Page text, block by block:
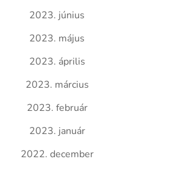
2023. június
2023. május
2023. április
2023. március
2023. február
2023. január
2022. december